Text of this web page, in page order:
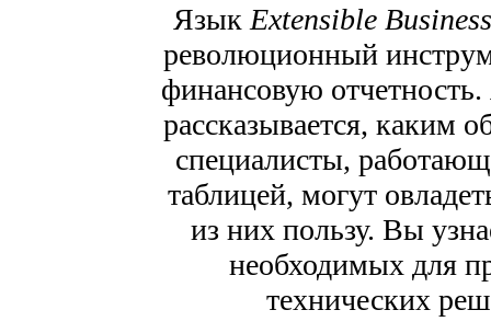
Язык Extensible
революционный
финансовую
рассказывается, каким
специалисты,
таблицей, могут
из них пользу. Вы
необходимых для
технических